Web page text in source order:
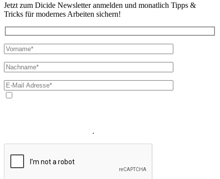
Jetzt zum Dicide Newsletter anmelden und monatlich Tipps &
Tricks für modernes Arbeiten sichern!
.